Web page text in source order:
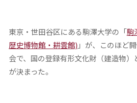
東京・世田谷区にある駒澤大学の「駒
歴史博物館・耕雲館) 」が、このほど
会で、国の登録有形文化財（建造物）
が決まった。